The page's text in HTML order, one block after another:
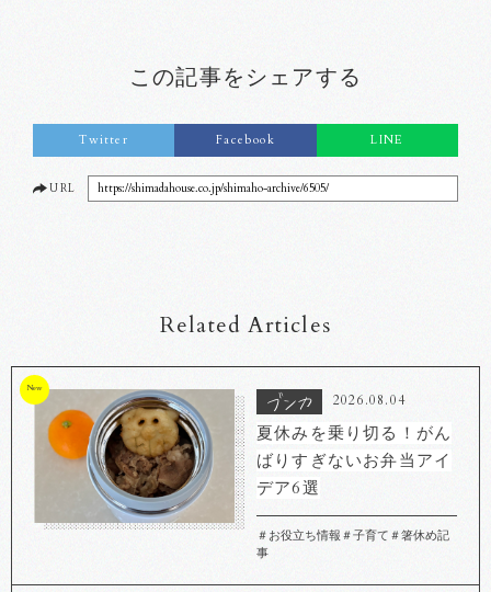
この記事をシェアする
Twitter Facebook LINE
URL https://shimadahouse.co.jp/shimaho-archive/6505/
Related Articles
New
2026.08.04
夏休みを乗り切る！がん
ばりすぎないお弁当アイ
デア6選
＃お役立ち情報＃子育て ＃箸休め記
事